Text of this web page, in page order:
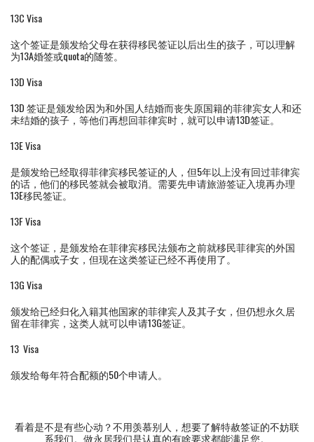
13C Visa
这个签证是颁发给父母在获得移民签证以后出生的孩子，可以理解
为13A婚签或quota的随签。
13D Visa
13D 签证是颁发给因为和外国人结婚而丧失原国籍的菲律宾女人和还
未结婚的孩子，等他们再想回菲律宾时，就可以申请13D签证。
13E Visa
是颁发给已经取得菲律宾移民签证的人，但5年以上没有回过菲律宾
的话，他们的移民签就会被取消。需要先申请旅游签证入境再办理
13E移民签证。
13F Visa
这个签证，是颁发给在菲律宾移民法颁布之前就移民菲律宾的外国
人的配偶或子女，但现在这类签证已经不再使用了。
13G Visa
颁发给已经归化入籍其他国家的菲律宾人及其子女，但仍想永久居
留在菲律宾，这类人就可以申请13G签证。
13 Visa
颁发给每年符合配额的50个申请人。
看着是不是有些心动？不用羡慕别人，想要了解特赦签证的不妨联
系我们。做永居我们是认真的有啥要求都能满足您。